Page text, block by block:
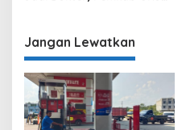
Keluarga Kurang Mampu
Jangan Lewatkan